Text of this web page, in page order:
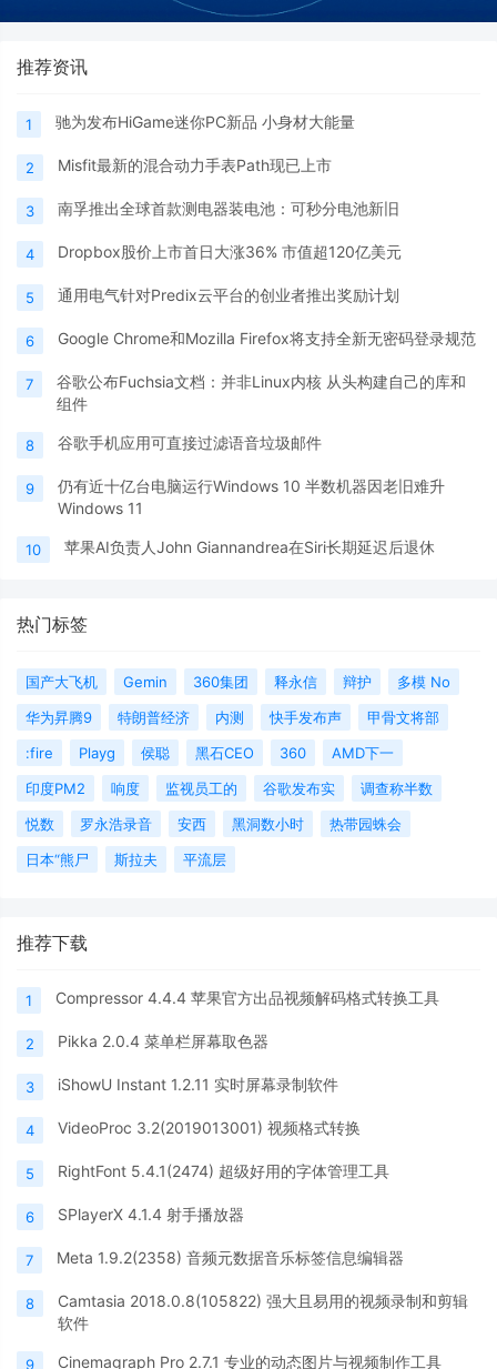
推荐资讯
1 驰为发布HiGame迷你PC新品 小身材大能量
2 Misfit最新的混合动力手表Path现已上市
3 南孚推出全球首款测电器装电池：可秒分电池新旧
4 Dropbox股价上市首日大涨36% 市值超120亿美元
5 通用电气针对Predix云平台的创业者推出奖励计划
6 Google Chrome和Mozilla Firefox将支持全新无密码登录规范
7
谷歌公布Fuchsia文档：并非Linux内核 从头构建自己的库和
组件
8 谷歌手机应用可直接过滤语音垃圾邮件
9
仍有近十亿台电脑运行Windows 10 半数机器因老旧难升
Windows 11
10 苹果AI负责人John Giannandrea在Siri长期延迟后退休
热门标签
国产大飞机 Gemin 360集团 释永信 辩护
多模 No
华为昇腾9
特朗普经济 内测 快手发布声
甲骨文将部
:fire
Playg 侯聪 黑石CEO 360
AMD下一
印度PM2
响度 监视员工的 谷歌发布实
调查称半数
悦数
罗永浩录音 安西 黑洞数小时
热带园蛛会
日本“熊尸
斯拉夫 平流层
推荐下载
1 Compressor 4.4.4 苹果官方出品视频解码格式转换工具
2 Pikka 2.0.4 菜单栏屏幕取色器
3 iShowU Instant 1.2.11 实时屏幕录制软件
4 VideoProc 3.2(2019013001) 视频格式转换
5 RightFont 5.4.1(2474) 超级好用的字体管理工具
6 SPlayerX 4.1.4 射手播放器
7 Meta 1.9.2(2358) 音频元数据音乐标签信息编辑器
8
Camtasia 2018.0.8(105822) 强大且易用的视频录制和剪辑
软件
9 Cinemagraph Pro 2.7.1 专业的动态图片与视频制作工具